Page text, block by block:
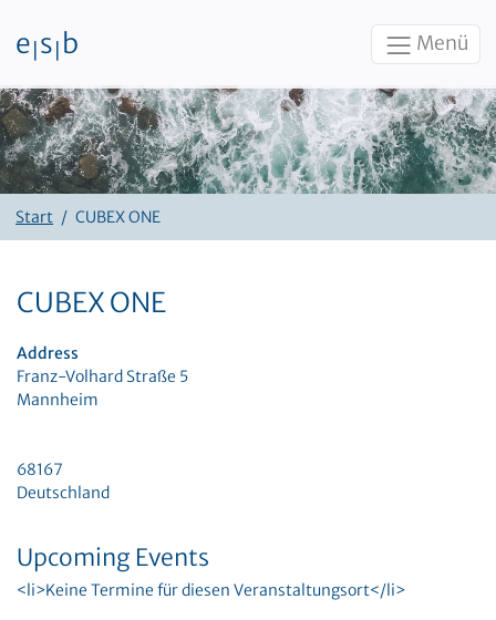
Zum Inhalt
e s b Menü
Start CUBEX ONE
CUBEX ONE
Address
Franz-Volhard Straße 5
Mannheim
68167
Deutschland
Upcoming Events
<li>Keine Termine für diesen Veranstaltungsort</li>